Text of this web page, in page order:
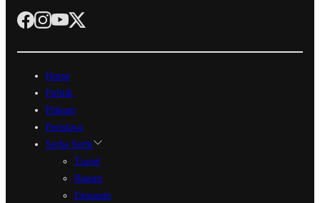
Home
Politik
Hukum
Peristiwa
Serba Serbi
Travel
Ragam
Ekonomi